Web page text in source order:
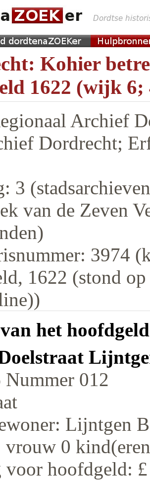
Kohier
1622 (wijk 6;
Archief
Dordrecht;
3
van de Zeven
3974
1622 (stond
het
012
Lijntgen
vrouw 0
voor hoofdgeld: